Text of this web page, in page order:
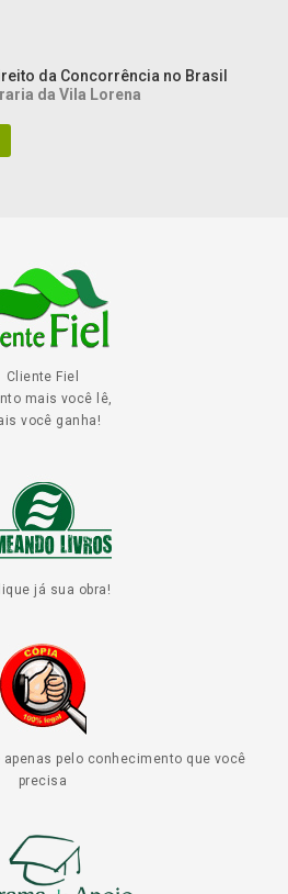
da Concorrência no Brasil
da Vila Lorena
Cliente Fiel
mais você lê,
você ganha!
já sua obra!
pelo conhecimento que você
precisa